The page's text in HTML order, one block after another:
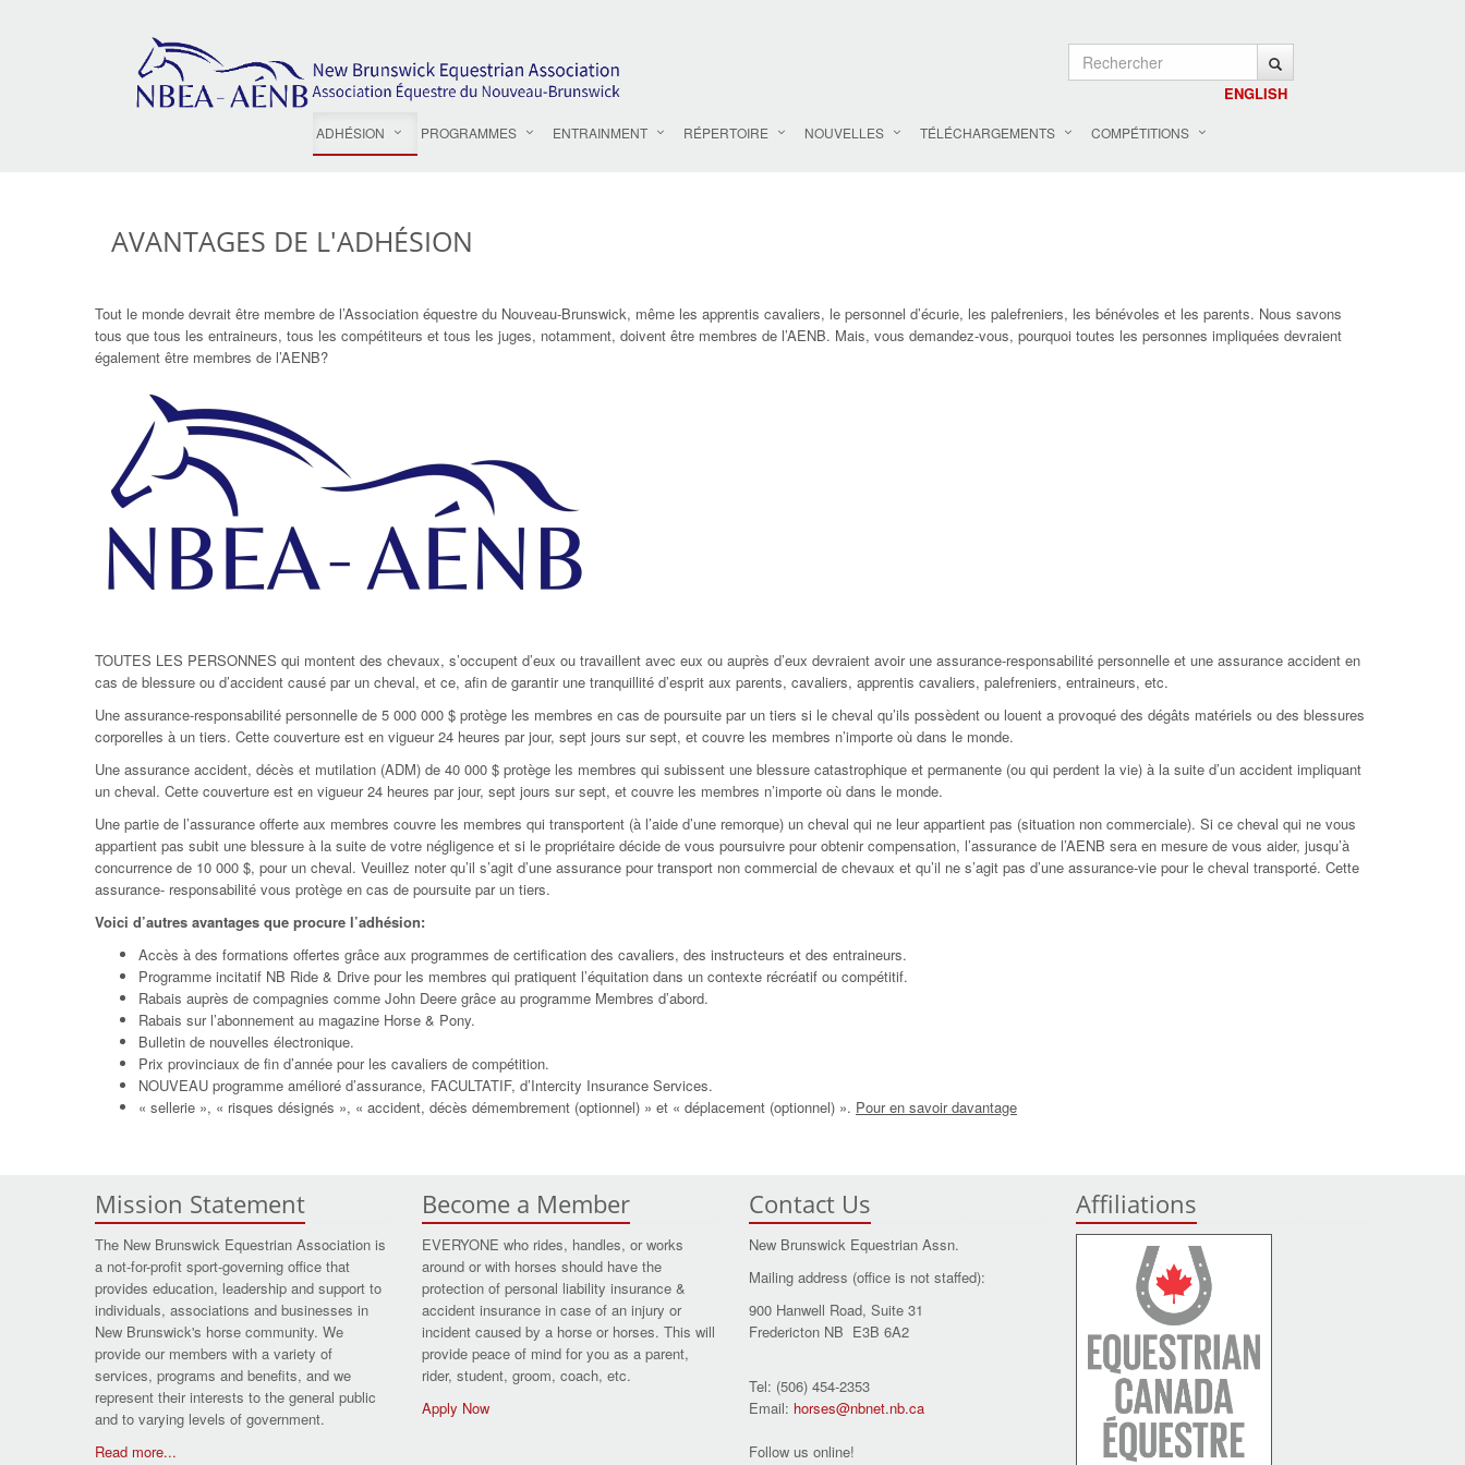
ENGLISH
ADHÉSION PROGRAMMES ENTRAINMENT RÉPERTOIRE NOUVELLES TÉLÉCHARGEMENTS COMPÉTITIONS
AVANTAGES DE L'ADHÉSION
Tout le monde devrait être membre de l’Association équestre du Nouveau-Brunswick, même les apprentis cavaliers, le personnel d’écurie, les palefreniers, les bénévoles et les parents. Nous savons
tous que tous les entraineurs, tous les compétiteurs et tous les juges, notamment, doivent être membres de l’AENB. Mais, vous demandez-vous, pourquoi toutes les personnes impliquées devraient
également être membres de l’AENB?
TOUTES LES PERSONNES qui montent des chevaux, s’occupent d’eux ou travaillent avec eux ou auprès d’eux devraient avoir une assurance-responsabilité personnelle et une assurance accident en
cas de blessure ou d’accident causé par un cheval, et ce, afin de garantir une tranquillité d’esprit aux parents, cavaliers, apprentis cavaliers, palefreniers, entraineurs, etc.
Une assurance-responsabilité personnelle de 5 000 000 $ protège les membres en cas de poursuite par un tiers si le cheval qu’ils possèdent ou louent a provoqué des dégâts matériels ou des blessures
corporelles à un tiers. Cette couverture est en vigueur 24 heures par jour, sept jours sur sept, et couvre les membres n’importe où dans le monde.
Une assurance accident, décès et mutilation (ADM) de 40 000 $ protège les membres qui subissent une blessure catastrophique et permanente (ou qui perdent la vie) à la suite d’un accident impliquant
un cheval. Cette couverture est en vigueur 24 heures par jour, sept jours sur sept, et couvre les membres n’importe où dans le monde.
Une partie de l’assurance offerte aux membres couvre les membres qui transportent (à l’aide d’une remorque) un cheval qui ne leur appartient pas (situation non commerciale). Si ce cheval qui ne vous
appartient pas subit une blessure à la suite de votre négligence et si le propriétaire décide de vous poursuivre pour obtenir compensation, l’assurance de l’AENB sera en mesure de vous aider, jusqu’à
concurrence de 10 000 $, pour un cheval. Veuillez noter qu’il s’agit d’une assurance pour transport non commercial de chevaux et qu’il ne s’agit pas d’une assurance-vie pour le cheval transporté. Cette
assurance- responsabilité vous protège en cas de poursuite par un tiers.
Voici d’autres avantages que procure l’adhésion:
Accès à des formations offertes grâce aux programmes de certification des cavaliers, des instructeurs et des entraineurs.
Programme incitatif NB Ride & Drive pour les membres qui pratiquent l’équitation dans un contexte récréatif ou compétitif.
Rabais auprès de compagnies comme John Deere grâce au programme Membres d’abord.
Rabais sur l’abonnement au magazine Horse & Pony.
Bulletin de nouvelles électronique.
Prix provinciaux de fin d’année pour les cavaliers de compétition.
NOUVEAU programme amélioré d’assurance, FACULTATIF, d’Intercity Insurance Services.
« sellerie », « risques désignés », « accident, décès démembrement (optionnel) » et « déplacement (optionnel) ». Pour en savoir davantage
Mission Statement
The New Brunswick Equestrian Association is
a not-for-profit sport-governing office that
provides education, leadership and support to
individuals, associations and businesses in
New Brunswick's horse community. We
provide our members with a variety of
services, programs and benefits, and we
represent their interests to the general public
and to varying levels of government.
Read more...
Become a Member
EVERYONE who rides, handles, or works
around or with horses should have the
protection of personal liability insurance &
accident insurance in case of an injury or
incident caused by a horse or horses. This will
provide peace of mind for you as a parent,
rider, student, groom, coach, etc.
Apply Now
Contact Us
New Brunswick Equestrian Assn.
Mailing address (office is not staffed):
900 Hanwell Road, Suite 31
Fredericton NB E3B 6A2
Tel: (506) 454-2353
Email: horses@nbnet.nb.ca
Follow us online!
Affiliations